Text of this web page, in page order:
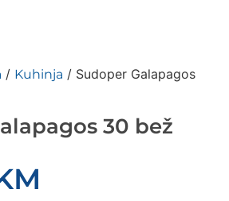
/ Kuhinja / Sudoper Galapagos
30 bež